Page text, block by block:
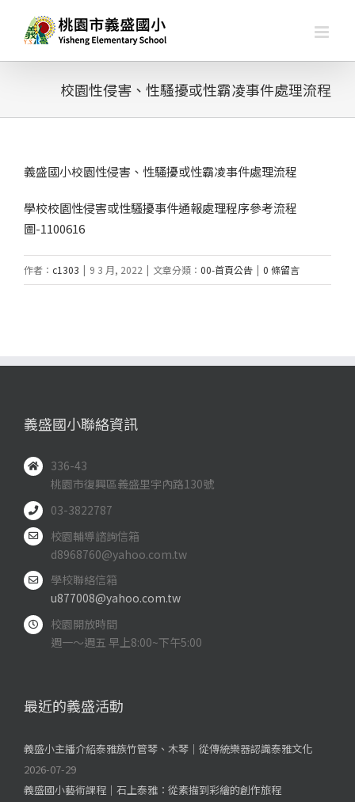
校園性侵害、性騷擾或性霸凌事件處理流程
義盛國小校園性侵害、性騷擾或性霸凌事件處理流程
學校校園性侵害或性騷擾事件通報處理程序參考流程
圖-1100616
作者： c1303 | 9 3 月, 2022 | 文章分類： 00-首頁公告 | 0 條留言
義盛國小聯絡資訊
336-43
桃園市復興區義盛里宇內路130號
03-3822787
校園輔導諮詢信箱
d8968760@yahoo.com.tw
學校聯絡信箱
u877008@yahoo.com.tw
校園開放時間
週一～週五 早上8:00~下午5:00
最近的義盛活動
義盛小主播介紹泰雅族竹管琴、木琴｜從傳統樂器認識泰雅文化
2026-07-29
義盛國小藝術課程｜石上泰雅：從素描到彩繪的創作旅程